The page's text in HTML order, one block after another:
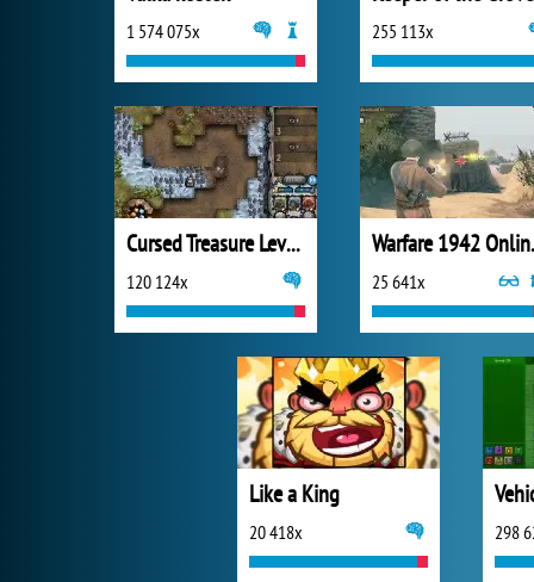
1 574 075x 255 113x
Cursed Treasure Level Pack
120 124x 25 641x
Like a King
20 418x 298